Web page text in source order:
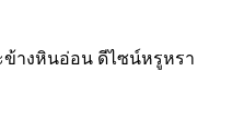
ข้างหินอ่อน ดีไซน์หรูหรา